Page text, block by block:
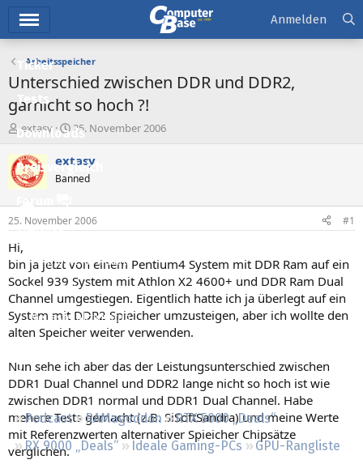
Ticker
Tests
Downloads
Preisvergleich
Forum
Aktuelles
Empfohlene Inhalte
Neue Beiträge
Neueste Aktivitäten
Regeln
Podcast RAMageddon
RTX 5000 „Deals“
RX 9000 „Deals“
Ideale Gaming-PCs
GPU-Rangliste
Anmelden
Arbeitsspeicher
Unterschied zwischen DDR und DDR2,
garnicht so hoch ?!
E
r
s
t
e
e
extasy
E
r
s
e
t
25. November 2006
extasy
Banned
25. November 2006 #1
Hi,
bin ja jetzt von einem Pentium4 System mit DDR Ram auf ein
Sockel 939 System mit Athlon X2 4600+ und DDR Ram Dual
Channel umgestiegen. Eigentlich hatte ich ja überlegt auf ein
System mit DDR2 Spieicher umzusteigen, aber ich wollte den
alten Speicher weiter verwenden.
Nun sehe ich aber das der Leistungsunterschied zwischen
DDR1 Dual Channel und DDR2 lange nicht so hoch ist wie
zwischen DDR1 normal und DDR1 Dual Channel. Habe
mehere Tests gemacht (z.B. SiSoftSandra) und meine Werte
mit Referenzwerten alternativer Spieicher Chipsätze
verglichen.